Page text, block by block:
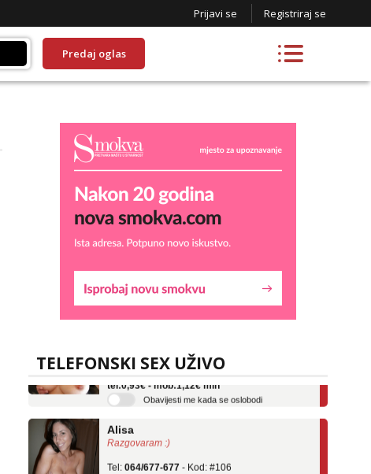
Prijavi se Registriraj se
Predaj oglas
TELEFONSKI SEX UŽIVO
Liliana
Tel:064/677-677 - Kod: #69
tel:0,93€ - mob:1,12€ min
Obavijesti me kada se oslobodi
Razgovaram :)
tel:0,93€ - mob:1,12€ min